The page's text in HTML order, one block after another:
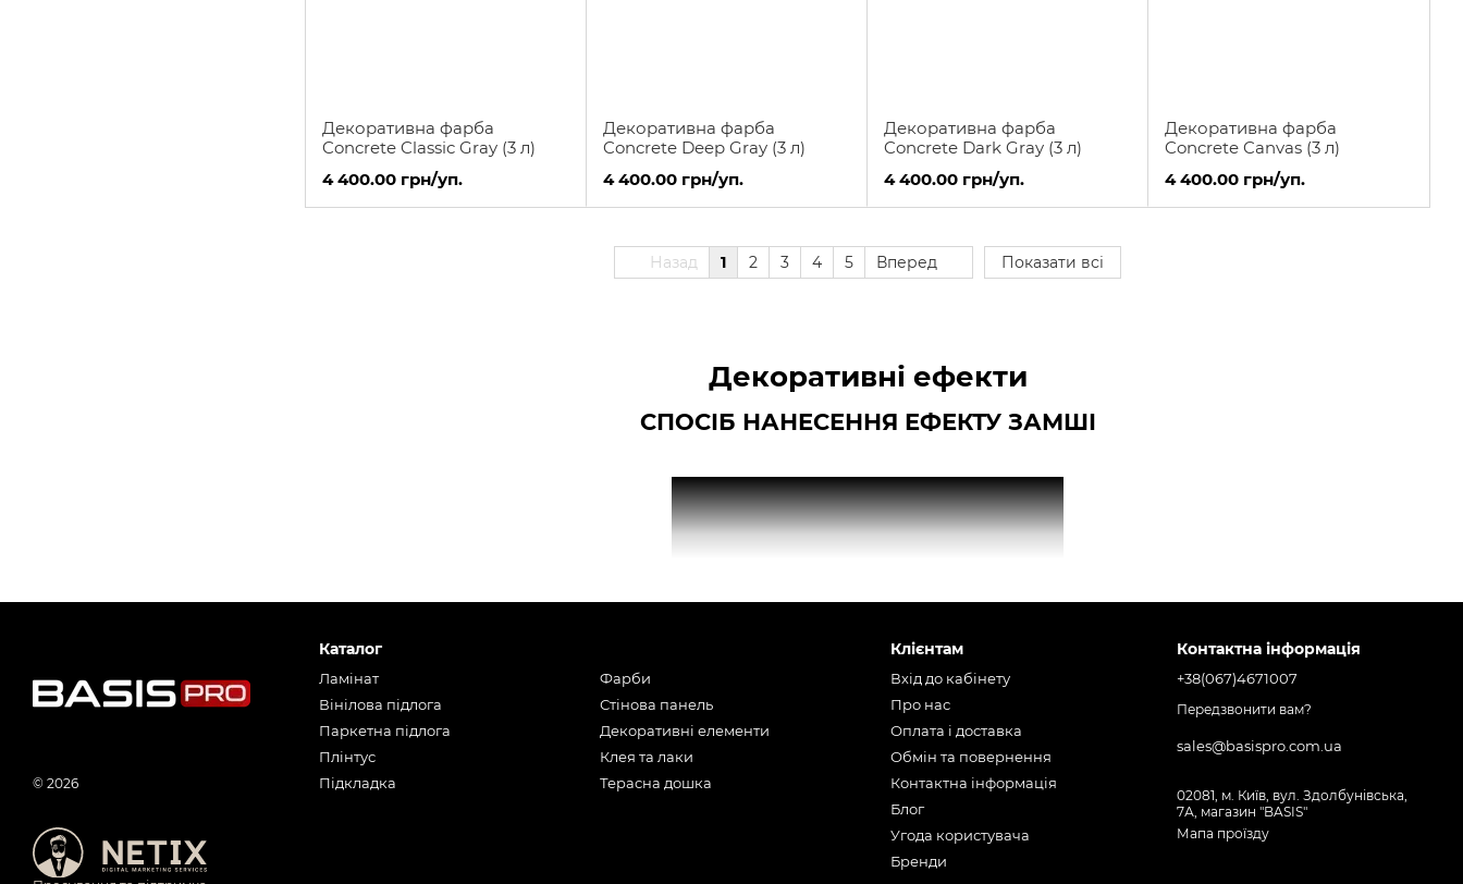
Декоративні ефекти
СПОСІБ НАНЕСЕННЯ ЕФЕКТУ ЗАМШІ
Декоративна фарба
Concrete Classic Gray (3 л)
4 400.00 грн/уп.
Декоративна фарба
Concrete Deep Gray (3 л)
4 400.00 грн/уп.
Декоративна фарба
Concrete Dark Gray (3 л)
4 400.00 грн/уп.
Декоративна фарба
Concrete Canvas (3 л)
4 400.00 грн/уп.
Назад 1 2 3 4 5 Вперед Показати всі
© 2026
Каталог
Ламінат
Вінілова підлога
Паркетна підлога
Плінтус
Підкладка
Фарби
Стінова панель
Декоративні елементи
Клея та лаки
Терасна дошка
Клієнтам
Вхід до кабінету
Про нас
Оплата і доставка
Обмін та повернення
Контактна інформація
Блог
Угода користувача
Бренди
Контактна інформація
+38(067)4671007
Передзвонити вам?
sales@basispro.com.ua
02081, м. Київ, вул. Здолбунівська,
7А, магазин "BASIS"
Мапа проїзду